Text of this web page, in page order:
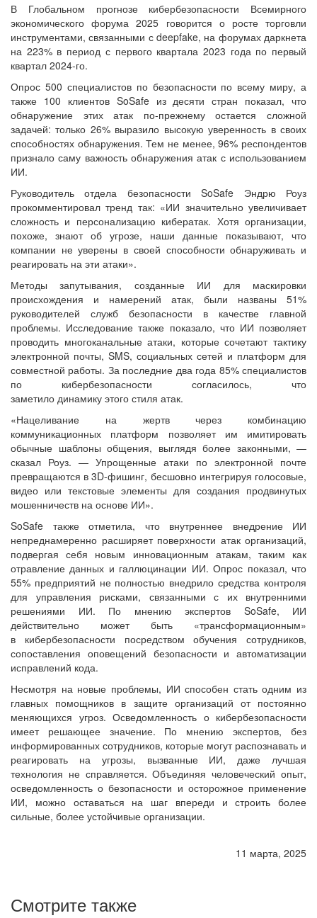
В Глобальном прогнозе кибербезопасности Всемирного
экономического форума 2025 говорится о росте торговли
инструментами, связанными с deepfake, на форумах даркнета
на 223% в период с первого квартала 2023 года по первый
квартал 2024-го.
Опрос 500 специалистов по безопасности по всему миру, а
также 100 клиентов SoSafe из десяти стран показал, что
обнаружение этих атак по-прежнему остается сложной
задачей: только 26% выразило высокую уверенность в своих
способностях обнаружения. Тем не менее, 96% респондентов
признало саму важность обнаружения атак с использованием
ИИ.
Руководитель отдела безопасности SoSafe Эндрю Роуз
прокомментировал тренд так: «ИИ значительно увеличивает
сложность и персонализацию кибератак. Хотя организации,
похоже, знают об угрозе, наши данные показывают, что
компании не уверены в своей способности обнаруживать и
реагировать на эти атаки».
Методы запутывания, созданные ИИ для маскировки
происхождения и намерений атак, были названы 51%
руководителей служб безопасности в качестве главной
проблемы. Исследование также показало, что ИИ позволяет
проводить многоканальные атаки, которые сочетают тактику
электронной почты, SMS, социальных сетей и платформ для
совместной работы. За последние два года 85% специалистов
по кибербезопасности согласилось, что
заметило динамику этого стиля атак.
«Нацеливание на жертв через комбинацию
коммуникационных платформ позволяет им имитировать
обычные шаблоны общения, выглядя более законными, —
сказал Роуз. — Упрощенные атаки по электронной почте
превращаются в 3D-фишинг, бесшовно интегрируя голосовые,
видео или текстовые элементы для создания продвинутых
мошенничеств на основе ИИ».
SoSafe также отметила, что внутреннее внедрение ИИ
непреднамеренно расширяет поверхности атак организаций,
подвергая себя новым инновационным атакам, таким как
отравление данных и галлюцинации ИИ. Опрос показал, что
55% предприятий не полностью внедрило средства контроля
для управления рисками, связанными с их внутренними
решениями ИИ. По мнению экспертов SoSafe, ИИ
действительно может быть «трансформационным»
в кибербезопасности посредством обучения сотрудников,
сопоставления оповещений безопасности и автоматизации
исправлений кода.
Несмотря на новые проблемы, ИИ способен стать одним из
главных помощников в защите организаций от постоянно
меняющихся угроз. Осведомленность о кибербезопасности
имеет решающее значение. По мнению экспертов, без
информированных сотрудников, которые могут распознавать и
реагировать на угрозы, вызванные ИИ, даже лучшая
технология не справляется. Объединяя человеческий опыт,
осведомленность о безопасности и осторожное применение
ИИ, можно оставаться на шаг впереди и строить более
сильные, более устойчивые организации.
11 марта, 2025
Смотрите также